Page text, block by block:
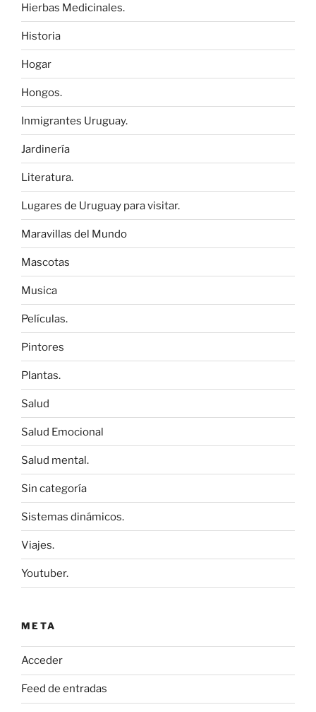
Hierbas Medicinales.
Historia
Hogar
Hongos.
Inmigrantes Uruguay.
Jardinería
Literatura.
Lugares de Uruguay para visitar.
Maravillas del Mundo
Mascotas
Musica
Películas.
Pintores
Plantas.
Salud
Salud Emocional
Salud mental.
Sin categoría
Sistemas dinámicos.
Viajes.
Youtuber.
META
Acceder
Feed de entradas